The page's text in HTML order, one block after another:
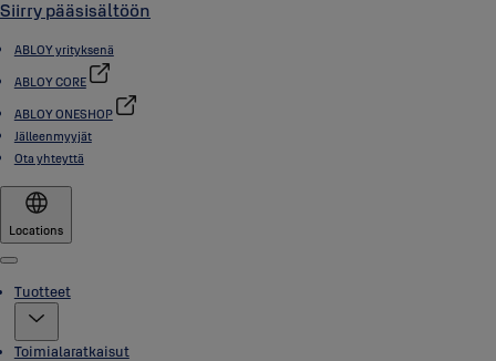
Siirry pääsisältöön
ABLOY yrityksenä
ABLOY CORE
ABLOY ONESHOP
Jälleenmyyjät
Ota yhteyttä
Locations
Menu
Tuotteet
Toimialaratkaisut